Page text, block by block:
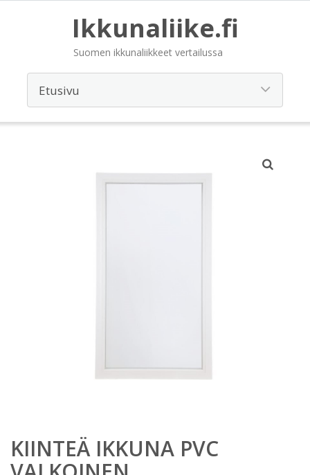
Ikkunaliike.fi
Suomen ikkunaliikkeet vertailussa
KIINTEÄ IKKUNA PVC